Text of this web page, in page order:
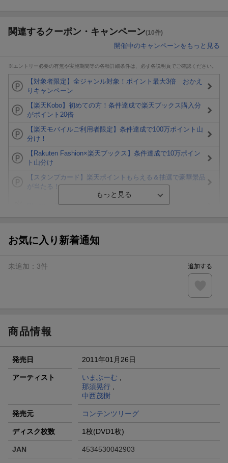
関連するクーポン・キャンペーン(10件)
開催中のキャンペーンをもっと見る
※エントリー必要の有無や実施期間等の各種詳細条件は、必ず各説明頁でご確認ください。
【対象者限定】全ジャンル対象！ポイント最大3倍 おかえ
りキャンペーン
【楽天Kobo】初めての方！条件達成で楽天ブックス購入分
がポイント20倍
【楽天モバイルご利用者限定】条件達成で100万ポイント山
分け！
【Rakuten Fashion×楽天ブックス】条件達成で10万ポイン
ト山分け
【スタンプカード】楽天ポイントもらえる＆抽選で豪華景品
が当たる！
Blu-ray・DVDセール・お買い得情報
ラン）が当たる！
条件達成で楽天限定・宝塚歌劇 宙組貸切公演ペアチケット
エントリー＆条件達成で『鬼滅の刃』オリジナルきんちゃく
お気に入り新着通知
未追加： 3件 追加する
商品情報
発売日 2011年01月26日
アーティスト いまぶーむ ,
那須晃行,
中西茂樹
発売元 コンテンツリーグ
ディスク枚数 1枚(DVD1枚)
JAN 4534530042903